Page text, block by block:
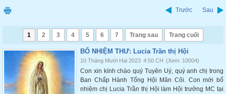
Trước Sau
1 2 3 4 5 6 7 Trang sau Trang cuối
BỔ NHIỆM THƯ: Lucia Trần thị Hội
10 Tháng Mười Hai 2023 4:50 CH (Xem: 10004)
Con xin kính chào quý Tuyên Uý, quý anh chị trong
Ban Chấp Hành Tổng Hội Mân Côi. Con mới bổ
nhiệm chị Lucia Trần thị Hội làm Hội trưởng MC tại